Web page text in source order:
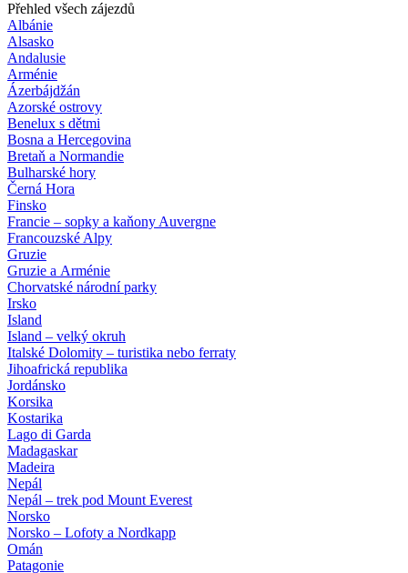
Přehled všech zájezdů
Albánie
Alsasko
Andalusie
Arménie
Ázerbájdžán
Azorské ostrovy
Benelux s dětmi
Bosna a Hercegovina
Bretaň a Normandie
Bulharské hory
Černá Hora
Finsko
Francie – sopky a kaňony Auvergne
Francouzské Alpy
Gruzie
Gruzie a Arménie
Chorvatské národní parky
Irsko
Island
Island – velký okruh
Italské Dolomity – turistika nebo ferraty
Jihoafrická republika
Jordánsko
Korsika
Kostarika
Lago di Garda
Madagaskar
Madeira
Nepál
Nepál – trek pod Mount Everest
Norsko
Norsko – Lofoty a Nordkapp
Omán
Patagonie